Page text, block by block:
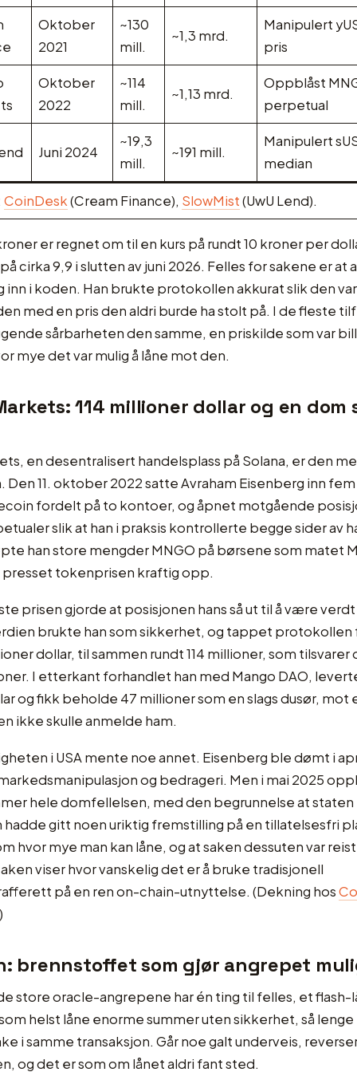
Oktober
2021
~130
mill.
~1,3 mrd.
Manipulert
pris
Oktober
2022
~114
mill.
~1,13 mrd.
Oppblåst
perpetual
Juni 2024
~19,3
mill.
~191 mill.
Manipulert
median
CoinDesk(Cream Finance), SlowMist(UwU Lend).
er regnet om til en kurs på rundt 10 kroner per
cirka 9,9 i slutten av juni 2026. Felles for sakene er at
inn i koden. Han brukte protokollen akkurat slik den
med en pris den aldri burde ha stolt på. I de fleste
sårbarheten den samme, en priskilde som var
mye det var mulig å låne mot den.
114 millioner dollar og en dom
en desentralisert handelsplass på Solana, er den
Den 11. oktober 2022 satte Avraham Eisenberg inn
fordelt på to kontoer, og åpnet motgående
slik at han i praksis kontrollerte begge sider av
han store mengder MNGO på børsene som matet
tokenprisen kraftig opp.
prisen gjorde at posisjonen hans så ut til å være
brukte han som sikkerhet, og tappet protokollen
dollar, til sammen rundt 114 millioner, som tilsvarer
I etterkant forhandlet han med Mango DAO,
og fikk beholde 47 millioner som en slags dusør,
ikke skulle anmelde ham.
i USA mente noe annet. Eisenberg ble dømt i
og bedrageri. Men i mai 2025
hele domfellelsen, med den begrunnelse at
hadde gitt noen uriktig fremstilling på en tillatelsesfri
hvor mye man kan låne, og at saken dessuten var
viser hvor vanskelig det er å bruke tradisjonell
på en ren on-chain-utnyttelse. (Dekning hos
brennstoffet som gjør angrepet
store oracle-angrepene har én ting til felles, et flash-
helst låne enorme summer uten sikkerhet, så
i samme transaksjon. Går noe galt underveis,
og det er som om lånet aldri fant sted.